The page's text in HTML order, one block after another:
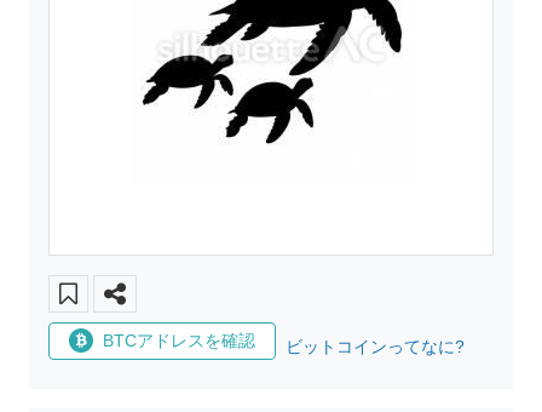
BTCアドレスを確認 ビットコインってなに?